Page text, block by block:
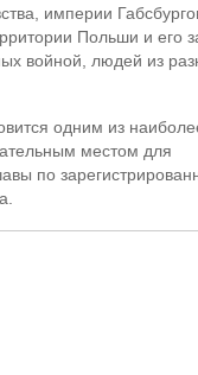
империи
Польши и его
войной, людей из
одним из
местом для
по